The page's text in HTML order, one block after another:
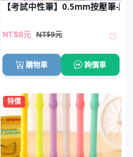
生中性筆禮品
【考試中性筆】0.5mm按壓筆-順
NT$8元 NT$9元
購物車 詢價車
特價